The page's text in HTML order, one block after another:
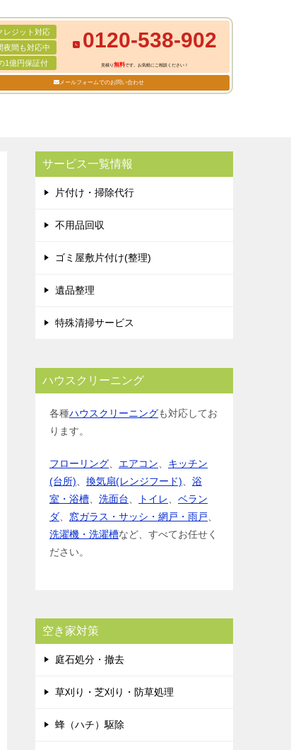
レジット対応
夜間も対応中
1億円保証付
0120-538-902
見積り無料です。お気軽にご相談ください！
メールフォームでのお問い合わせ
サービス一覧情報
片付け・掃除代行
不用品回収
ゴミ屋敷片付け(整理)
遺品整理
特殊清掃サービス
ハウスクリーニング
各種ハウスクリーニングも対応してお
ります。
フローリング エアコン
キッチン
(台所)
換気扇(レンジフード)
浴
室・浴槽
洗面台 トイレ
ベラン
ダ
窓ガラス・サッシ・網戸・雨戸
洗濯機・洗濯槽など、すべてお任せく
ださい。
空き家対策
庭石処分・撤去
草刈り・芝刈り・防草処理
蜂（ハチ）駆除